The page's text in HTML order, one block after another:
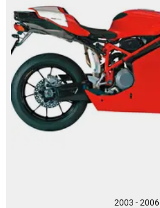
2003 - 2006